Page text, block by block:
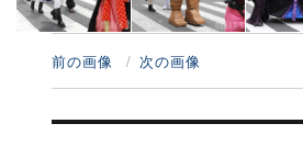
前の画像 次の画像
投